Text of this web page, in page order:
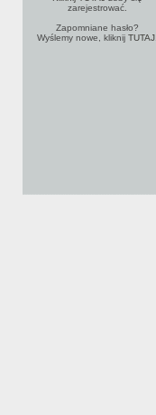
zarejestrować.
Zapomniane hasło?
Wyślemy nowe, kliknij TUTAJ.